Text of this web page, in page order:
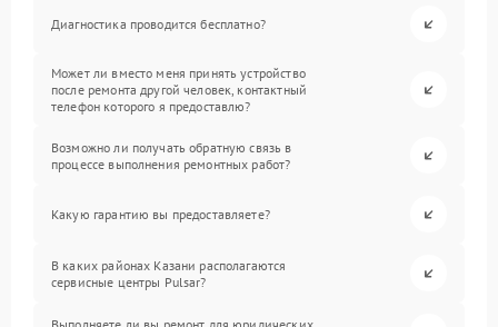
Диагностика проводится бесплатно?
Может ли вместо меня принять устройство
после ремонта другой человек, контактный
телефон которого я предоставлю?
Возможно ли получать обратную связь в
процессе выполнения ремонтных работ?
Какую гарантию вы предоставляете?
В каких районах Казани располагаются
сервисные центры Pulsar?
Выполняете ли вы ремонт для юридических